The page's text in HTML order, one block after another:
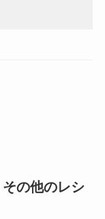
その他のレシ